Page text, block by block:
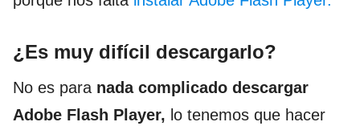
¿Es muy difícil descargarlo?
No es para nada complicado descargar
Adobe Flash Player, lo tenemos que hacer